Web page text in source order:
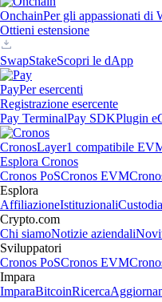
OnchainPer gli appassionati di
Ottieni estensione
SwapStakeScopri le dApp
PayPer esercenti
Registrazione esercente
Pay TerminalPay SDKPlugin
CronosLayer1 compatibile
Esplora Cronos
Cronos PoSCronos EVM
Esplora
AffiliazioneIstituzionaliCustodia
Crypto.com
Chi siamoNotizie aziendali
Sviluppatori
Cronos PoSCronos EVM
Impara
ImparaBitcoinRicerca